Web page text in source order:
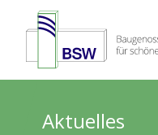
Aktuelles